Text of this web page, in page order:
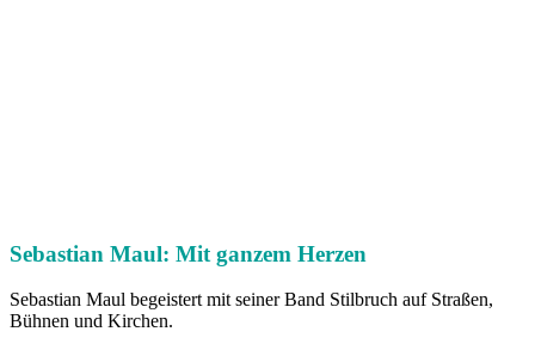
Sebastian Maul: Mit ganzem Herzen
Sebastian Maul begeistert mit seiner Band Stilbruch auf Straßen,
Bühnen und Kirchen.